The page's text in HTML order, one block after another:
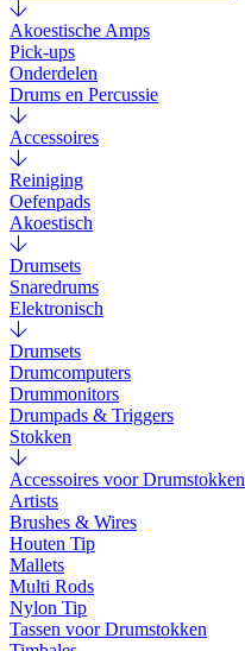
Akoestische Amps
Pick-ups
Onderdelen
Drums en Percussie
Accessoires
Reiniging
Oefenpads
Akoestisch
Drumsets
Snaredrums
Elektronisch
Drumsets
Drumcomputers
Drummonitors
Drumpads & Triggers
Stokken
Accessoires voor Drumstokken
Artists
Brushes & Wires
Houten Tip
Mallets
Multi Rods
Nylon Tip
Tassen voor Drumstokken